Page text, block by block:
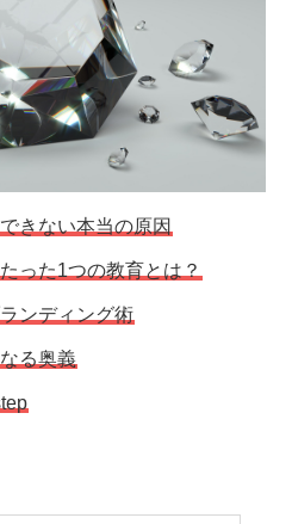
きない本当の原因
った1つの教育とは？
ンディング術
る奥義